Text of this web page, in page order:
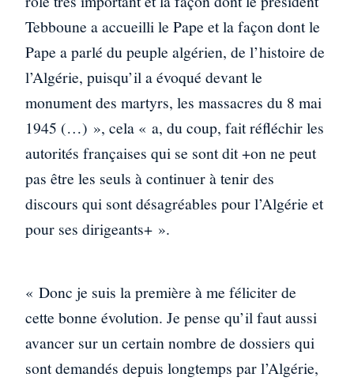
Tebboune a accueilli le Pape et la façon dont le
Pape a parlé du peuple algérien, de l’histoire de
l’Algérie, puisqu’il a évoqué devant le
monument des martyrs, les massacres du 8 mai
1945 (…) », cela « a, du coup, fait réfléchir les
autorités françaises qui se sont dit +on ne peut
pas être les seuls à continuer à tenir des
discours qui sont désagréables pour l’Algérie et
pour ses dirigeants+ ».
« Donc je suis la première à me féliciter de
cette bonne évolution. Je pense qu’il faut aussi
avancer sur un certain nombre de dossiers qui
sont demandés depuis longtemps par l’Algérie,